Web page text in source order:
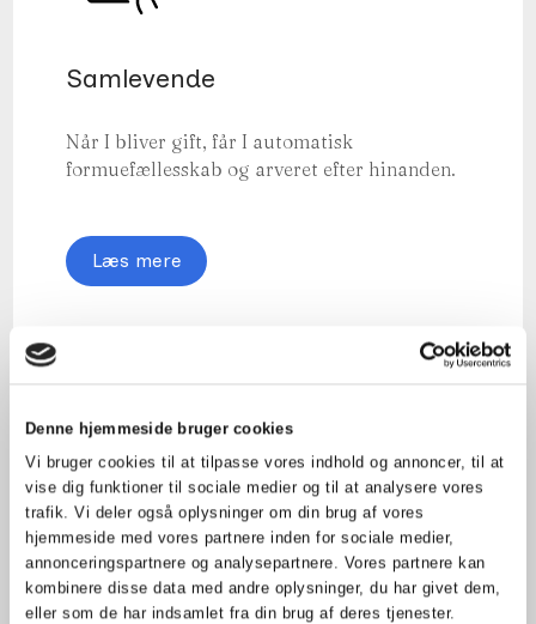
Denne hjemmeside bruger cookies
Vi bruger cookies til at tilpasse vores indhold og annoncer, til at
vise dig funktioner til sociale medier og til at analysere vores
trafik. Vi deler også oplysninger om din brug af vores
hjemmeside med vores partnere inden for sociale medier,
annonceringspartnere og analysepartnere. Vores partnere kan
kombinere disse data med andre oplysninger, du har givet dem,
eller som de har indsamlet fra din brug af deres tjenester.
Samlevende
Når I bliver gift, får I automatisk
formuefællesskab og arveret efter hinanden.
Læs mere
Konfliktmægling